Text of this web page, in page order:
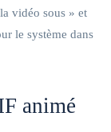
vidéo sous » et
le système dans
animé